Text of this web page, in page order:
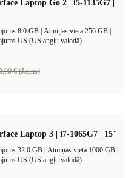
Laptop Go 2 | i5-1135G7 |
US (US angļu valodā)
€ (Jauns)
Laptop 3 | i7-1065G7 | 15"
US (US angļu valodā)